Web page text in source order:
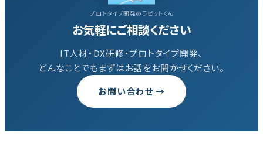
プロトタイプ開発のラピットくん
お気軽にご相談ください
IT人材・DX研修・プロトタイプ開発、
どんなことでもまずはお話をお聞かせください。
お問い合わせ →